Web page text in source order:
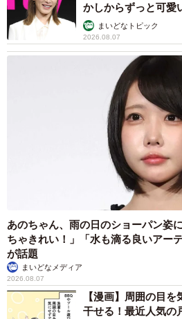
かしからずっと可愛
まいどなトピック
2026.08.07
あのちゃん、雨の日のショーパン姿
ちゃきれい！」「水も滴る良いア
が話題
まいどなメディア
2026.08.07
【漫画】周囲の目
干せる！最近人気